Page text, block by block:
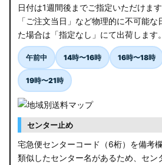
日付は1週間後までご指定いただけます
「ご注文当日」など物理的に不可能
た場合は「指定なし」にて出荷します。
午前中 14時〜16時 16時〜18時
19時〜21時
センター止め
宅急便センターコード（6桁）を備考
類似したセンター名があるため、セン